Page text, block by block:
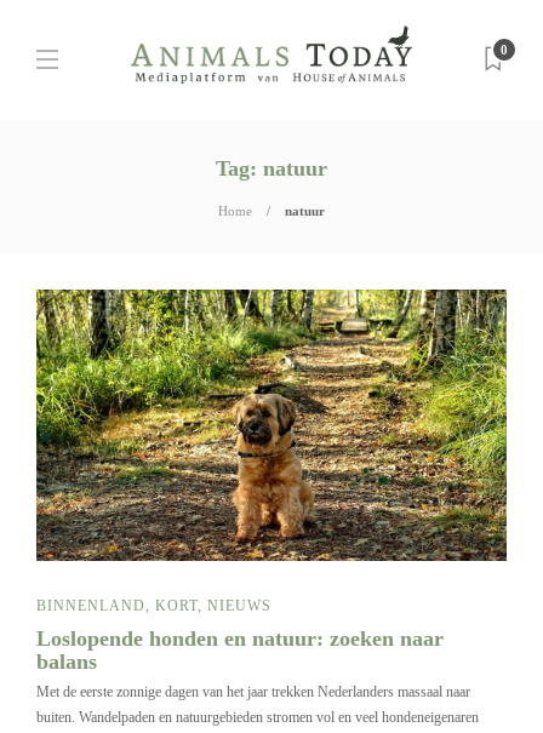
0
Tag: natuur
Home natuur
BINNENLAND KORT NIEUWS
Loslopende honden en natuur: zoeken naar
balans
Met de eerste zonnige dagen van het jaar trekken Nederlanders massaal naar
buiten. Wandelpaden en natuurgebieden stromen vol en veel hondeneigenaren